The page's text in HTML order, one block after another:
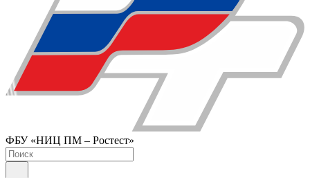
ФБУ «НИЦ ПМ – Ростест»